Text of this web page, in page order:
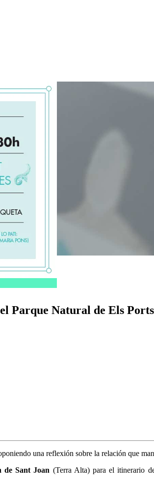
Parque Natural de Els
una reflexión sobre la relación que
de Sant Joan (Terra Alta) para el itinerario